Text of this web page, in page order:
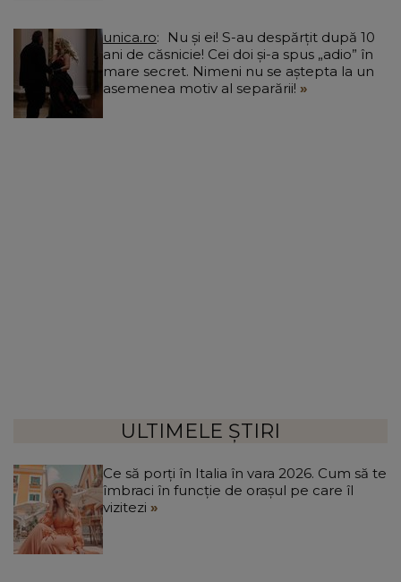
unica.ro
ani de căsnicie! Cei doi și-a spus „adio” în
mare secret. Nimeni nu se aștepta la un
asemenea motiv al separării!
ULTIMELE ȘTIRI
Ce să porți în Italia în vara 2026. Cum să te
îmbraci în funcție de orașul pe care îl
vizitezi